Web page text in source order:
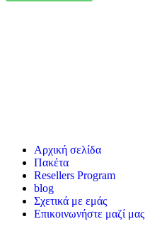
Αρχική σελίδα
Πακέτα
Resellers Program
blog
Σχετικά με εμάς
Επικοινωνήστε μαζί μας